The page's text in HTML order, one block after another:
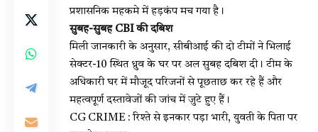
प्रशासनिक महकमे में हड़कंप मच गया है।
सुबह-सुबह CBI की दबिश
मिली जानकारी के अनुसार, सीबीआई की दो टीमों ने भिलाई
सेक्टर-10 स्थित ध्रुव के घर पर अल सुबह दबिश दी। टीम के
अधिकारी घर में मौजूद परिजनों से पूछताछ कर रहे हैं और
महत्वपूर्ण दस्तावेजों की जांच में जुटे हुए हैं।
CG CRIME : रिश्ते से इनकार पड़ा भारी, युवती के पिता पर